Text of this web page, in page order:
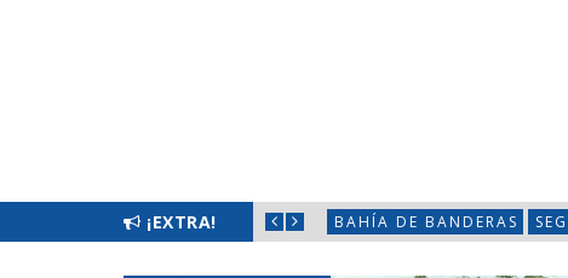
¡EXTRA!
CON HÉCTOR SANTANA BAHÍA DE BANDERAS